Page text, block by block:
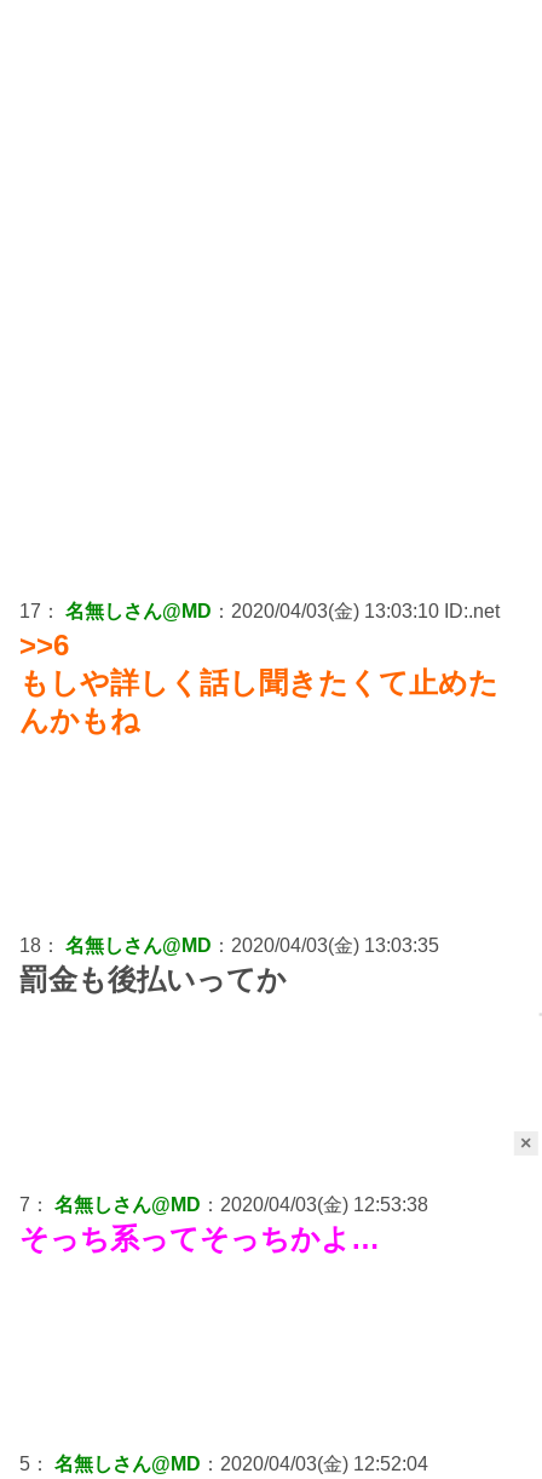
×
17： 名無しさん@MD ：2020/04/03(金) 13:03:10 ID:.net
>>6
もしや詳しく話し聞きたくて止めた
んかもね
18： 名無しさん@MD ：2020/04/03(金) 13:03:35
罰金も後払いってか
7： 名無しさん@MD ：2020/04/03(金) 12:53:38
そっち系ってそっちかよ…
5： 名無しさん@MD ：2020/04/03(金) 12:52:04